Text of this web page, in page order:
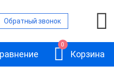
Обратный звонок
0
Корзина